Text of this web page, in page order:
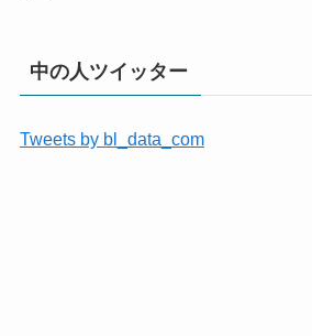
中の人ツイッター
Tweets by bl_data_com